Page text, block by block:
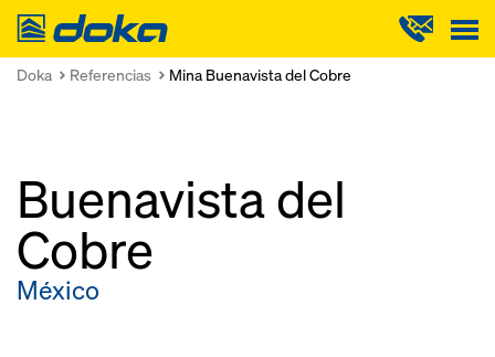
Doka
Doka Referencias Mina Buenavista del Cobre
Buenavista del
Cobre
México